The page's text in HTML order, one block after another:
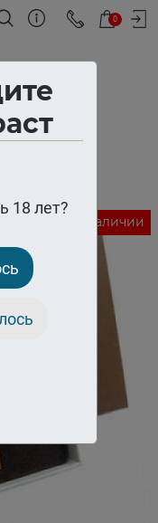
18 лет?
0
Нет в наличии